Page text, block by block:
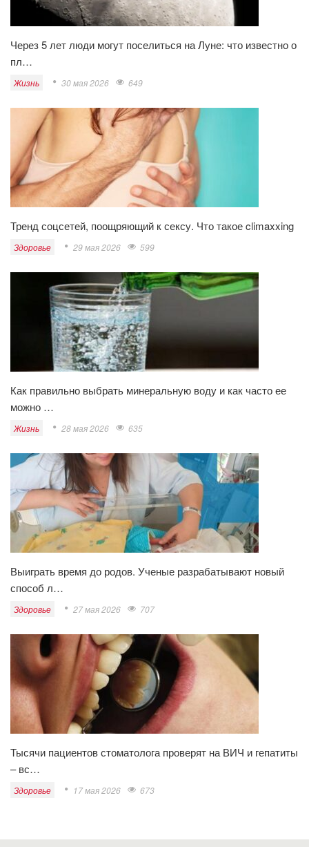
Через 5 лет люди могут поселиться на Луне: что известно о
пл…
Жизнь 30 мая 2026 649
Тренд соцсетей, поощряющий к сексу. Что такое climaxxing
Здоровье 29 мая 2026 599
Как правильно выбрать минеральную воду и как часто ее
можно …
Жизнь 28 мая 2026 635
Выиграть время до родов. Ученые разрабатывают новый
способ л…
Здоровье 27 мая 2026 707
Тысячи пациентов стоматолога проверят на ВИЧ и гепатиты
– вс…
Здоровье 17 мая 2026 673